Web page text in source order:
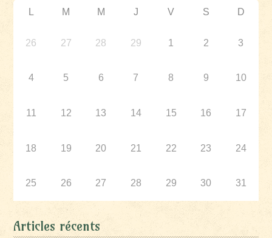
L M M J V S D
26 27 28 29 1 2 3
4 5 6 7 8 9 10
11 12 13 14 15 16 17
18 19 20 21 22 23 24
25 26 27 28 29 30 31
Articles récents